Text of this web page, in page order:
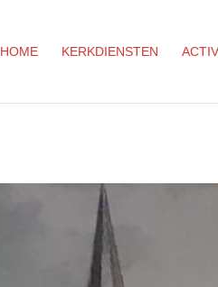
HOME KERKDIENSTEN